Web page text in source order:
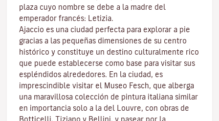
plaza cuyo nombre se debe a la madre del
emperador francés: Letizia.
Ajaccio es una ciudad perfecta para explorar a pie
gracias a las pequeñas dimensiones de su centro
histórico y constituye un destino culturalmente rico
que puede establecerse como base para visitar sus
espléndidos alrededores. En la ciudad, es
imprescindible visitar el Museo Fesch, que alberga
una maravillosa colección de pintura italiana similar
en importancia solo a la del Louvre, con obras de
Botticelli, Tiziano y Bellini, y pasear por la